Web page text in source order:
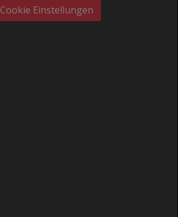
Cookie Einstellungen